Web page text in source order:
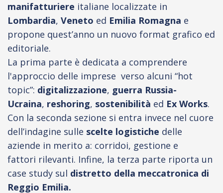
manifatturiere italiane localizzate in
Lombardia, Veneto ed Emilia Romagna e
propone quest’anno un nuovo format grafico ed
editoriale.
La prima parte è dedicata a comprendere
l'approccio delle imprese verso alcuni “hot
topic”: digitalizzazione, guerra Russia-
Ucraina, reshoring, sostenibilità ed Ex Works.
Con la seconda sezione si entra invece nel cuore
dell’indagine sulle scelte logistiche delle
aziende in merito a: corridoi, gestione e
fattori rilevanti. Infine, la terza parte riporta un
case study sul distretto della meccatronica di
Reggio Emilia.